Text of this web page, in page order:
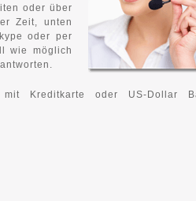
oder über
Zeit, unten
oder per
wie möglich
Kreditkarte oder US-Dollar